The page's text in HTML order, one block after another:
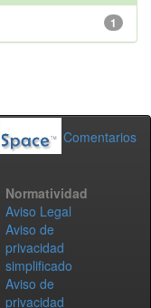
1
Comentarios
Normatividad
Aviso Legal
Aviso de
privacidad
simplificado
Aviso de
privacidad